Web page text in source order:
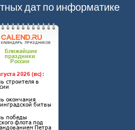
дат по информатике